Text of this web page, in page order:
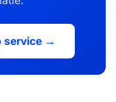
service →